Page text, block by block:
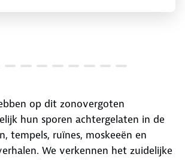
op dit zonovergoten
hun sporen achtergelaten in de
tempels, ruïnes, moskeeën en
We verkennen het zuidelijke